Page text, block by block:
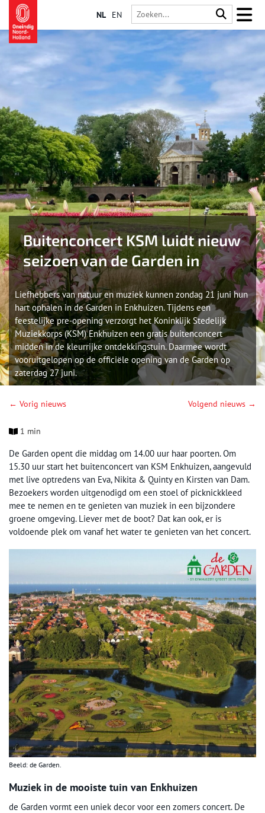
NL EN
Buitenconcert KSM luidt nieuw
seizoen van de Garden in
Liefhebbers van natuur en muziek kunnen zondag 21 juni hun
hart ophalen in de Garden in Enkhuizen. Tijdens een
feestelijke pre-opening verzorgt het Koninklijk Stedelijk
Muziekkorps (KSM) Enkhuizen een gratis buitenconcert
midden in de kleurrijke ontdekkingstuin. Daarmee wordt
vooruitgelopen op de officiële opening van de Garden op
zaterdag 27 juni.
← Vorig nieuws Volgend nieuws →
1 min
De Garden opent die middag om 14.00 uur haar poorten. Om
15.30 uur start het buitenconcert van KSM Enkhuizen, aangevuld
met live optredens van Eva, Nikita & Quinty en Kirsten van Dam.
Bezoekers worden uitgenodigd om een stoel of picknickkleed
mee te nemen en te genieten van muziek in een bijzondere
groene omgeving. Liever met de boot? Dat kan ook, er is
voldoende plek om vanaf het water te genieten van het concert.
Beeld: de Garden.
Muziek in de mooiste tuin van Enkhuizen
de Garden vormt een uniek decor voor een zomers concert. De